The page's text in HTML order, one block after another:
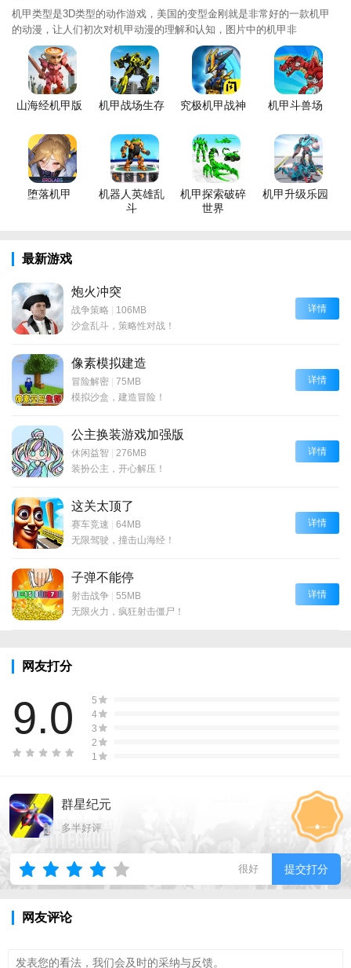
机甲类型是3D类型的动作游戏，美国的变型金刚就是非常好的一款机甲
的动漫，让人们初次对机甲动漫的理解和认知，图片中的机甲非
山海经机甲版 机甲战场生存 究极机甲战神 机甲斗兽场
堕落机甲
机器人英雄乱
斗
机甲探索破碎
世界
机甲升级乐园
最新游戏
炮火冲突
战争策略 | 106MB
沙盒乱斗，策略性对战！
详情
像素模拟建造
冒险解密 | 75MB
模拟沙盒，建造冒险！
详情
公主换装游戏加强版
休闲益智 | 276MB
装扮公主，开心解压！
详情
这关太顶了
赛车竞速 | 64MB
无限驾驶，撞击山海经！
详情
子弹不能停
射击战争 | 55MB
无限火力，疯狂射击僵尸！
详情
网友打分
9.0
5
4
3
2
1
群星纪元
多半好评
很好 提交打分
网友评论